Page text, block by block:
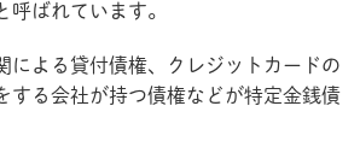
呼ばれています。
による貸付債権、クレジットカードの
する会社が持つ債権などが特定金銭債